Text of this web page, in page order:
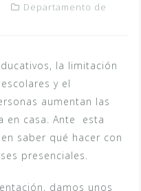
Departamento de
la limitación
y el
aumentan las
en casa. Ante esta
saber qué hacer con
presenciales.
damos unos